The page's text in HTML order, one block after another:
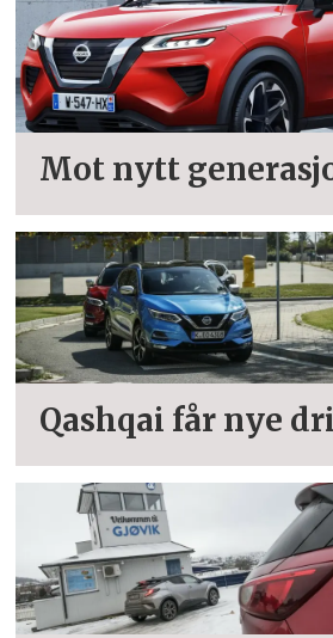
Mot nytt
Qashqai får nye